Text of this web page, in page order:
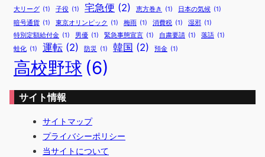
大リーグ (1) 子役 (1) 宅急便 (2) 恵方巻き (1) 日本の気候 (1)
暗号通貨 (1) 東京オリンピック (1) 梅雨 (1) 消費税 (1) 湿邪 (1)
特別定額給付金 (1) 男優 (1) 緊急事態宣言 (1) 自粛要請 (1) 落語 (1)
蛙化 (1) 運転 (2) 防災 (1) 韓国 (2) 預金 (1)
高校野球 (6)
サイト情報
サイトマップ
プライバシーポリシー
当サイトについて